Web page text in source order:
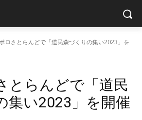
ロさとらんどで「道民森づくりの集い2023」を
とらんどで「道民
集い2023」を開催